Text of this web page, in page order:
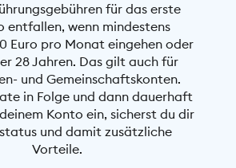
für das erste
entfallen, wenn mindestens
Euro pro Monat eingehen oder
28 Jahren. Das gilt auch für
und Gemeinschaftskonten.
in Folge und dann dauerhaft
Konto ein, sicherst du dir
und damit zusätzliche
Vorteile.